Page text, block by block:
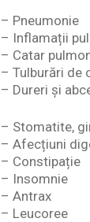
– Pneumonie
– Inflamații
– Catar
– Tulburări de
– Dureri și
– Stomatite,
– Afecțiuni
– Constipație
– Insomnie
– Antrax
– Leucoree